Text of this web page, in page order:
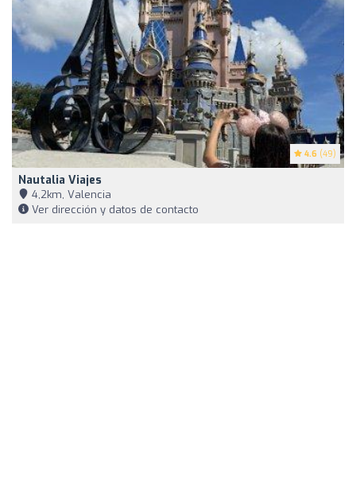
4.6 (49)
Nautalia Viajes
4,2km, Valencia
Ver dirección y datos de contacto